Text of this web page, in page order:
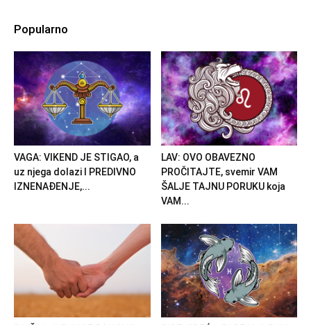
Popularno
VAGA: VIKEND JE STIGAO, a
uz njega dolazi I PREDIVNO
IZNENAĐENJE,...
LAV: OVO OBAVEZNO
PROČITAJTE, svemir VAM
ŠALJE TAJNU PORUKU koja
VAM...